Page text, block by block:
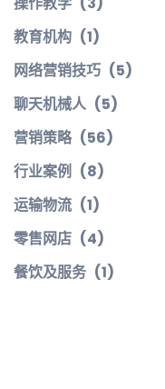
教育机构 (1)
网络营销技巧 (5)
聊天机械人 (5)
营销策略 (56)
行业案例 (8)
运输物流 (1)
零售网店 (4)
餐饮及服务 (1)